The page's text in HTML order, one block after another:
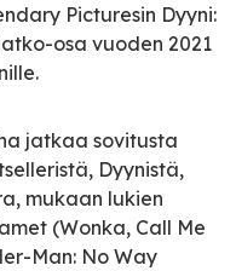
Picturesin Dyyni:
osa vuoden 2021
jatkaa sovitusta
Dyynistä,
mukaan lukien
(Wonka, Call Me
Man: No Way